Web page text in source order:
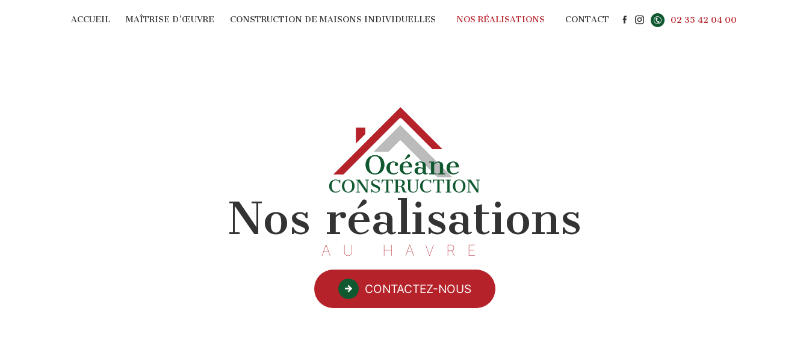
ACCUEIL MAÎTRISE D'ŒUVRE CONSTRUCTION DE MAISONS INDIVIDUELLES NOS RÉALISATIONS CONTACT 02 35 42 04 00
Nos réalisations
AU HAVRE
CONTACTEZ-NOUS